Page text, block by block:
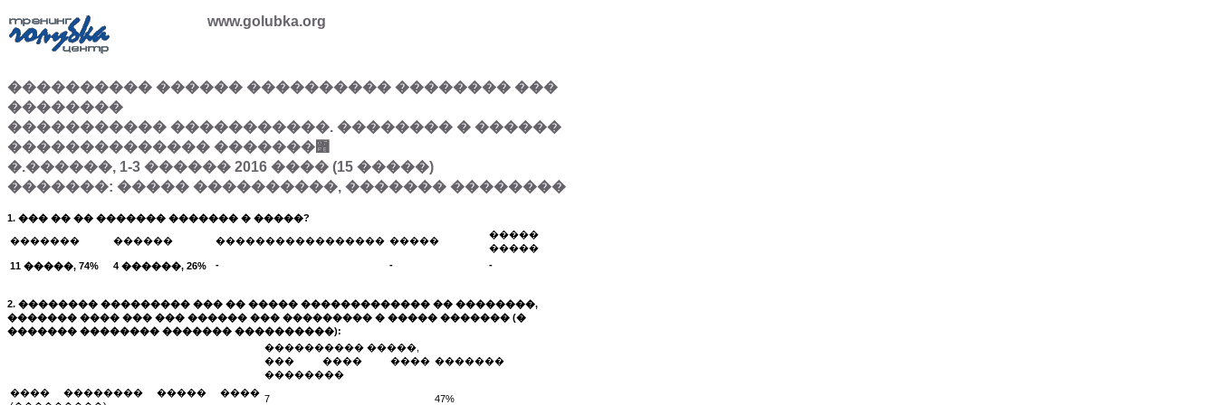
www.golubka.org
���������� ������ ���������� �������� ���
��������
����������� �����������. �������� � ������
�������������� �������߻
�.������, 1-3 ������ 2016 ���� (15 �����)
�������: ����� ����������, ������� ��������
1. ��� �� �� ������� ������� � �����?
������� ������ ����������������� �����
�����
�����
11 �����, 74%
4 ������, 26% - - -
2. �������� ��������� ��� �� ����� ������������� �� ��������,
������� ���� ��� ��� ������ ��� ��������� � ����� ������� (�
������� �������� ������� ����������):
���������� �����,
��� ���� ����
��������
�������
���� �������� ����� ����
7 47%